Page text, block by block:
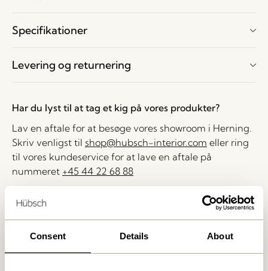
Consent Details About
Specifikationer
Levering og returnering
Har du lyst til at tag et kig på vores produkter?
Lav en aftale for at besøge vores showroom i Herning.
Skriv venligst til shop@hubsch-interior.com eller ring
til vores kundeservice for at lave en aftale på
nummeret +45 44 22 68 88
Levering indenfor 1-4 hverdage
30 dages returret
Fri fragt over